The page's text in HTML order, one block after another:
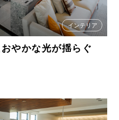
インテリア
やかな光が揺らぐ